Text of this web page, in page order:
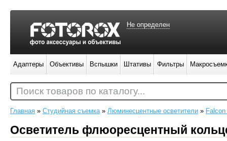
Главная » Студийная съемка» Люминесцентные осветители »
Осветитель флюоресцентный
Не определен
Адаптеры Объективы Вспышки Штативы Фильтры
Поиск товаров по каталогу...